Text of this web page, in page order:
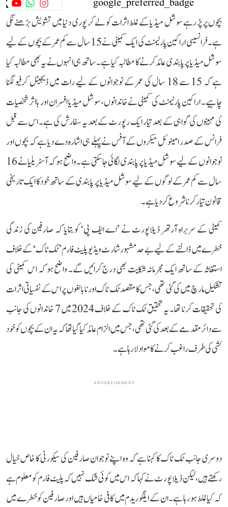
بچوں پر پڑ رہے سوشل میڈیا کے غلط اثرات کو لے کر پوری دنیا میں تشویش بڑھنے لگی
ہے۔ فرانسیسی اراکین پارلیمنٹ کی ایک کمیٹی نے 15 سال سے کم عمر کے بچوں کے لیے
سوشل میڈیا پر پابندی عائد کرنے کا مطالبہ کیا ہے۔ ساتھ ہی انہوں نے یہ بھی مطالبہ کیا
ہے کہ 15 سے 18 سال کی عمر کے نوجوانوں کے لیے رات میں ڈیجیٹل کرفیو لگنا
چاہیے۔ اراکین پارلیمنٹ کی کمیٹی نے خاندانوں، سوشل میڈیا افسران اور بااثر شخصیات
کی مہینوں کی گواہی کے بعد تیار ایک رپورٹ کے بعد یہ سفارش کی ہے۔ اس سے قبل
فرانس کے صدر امینوئل میکروں کے آفس نے پہلے ہی اشارہ دے دیا ہے کہ بچوں اور
نوجوانوں کے لیے سوشل میڈیا پر پابندی لگائی جا سکتی ہے۔ واضح ہو کہ آسٹریلیا نے 16
سال سے کم عمر کے لوگوں کے لیے سوشل میڈیا پر پابندی کے ساتھ خود کا ایک تاریخی
قانون تیار کرنا شروع کر دیا ہے۔
کمیٹی کے سربراہ آرتھر ڈیلاپورٹ نے ’اے ایف پی‘ کو بتایا کہ صارفین کی زندگی
خطرے میں ڈالنے کے لیے بے حد مشہور شارٹ ویڈیو پلیٹ فارم ’ٹک ٹاک‘ کے خلاف
استغاثہ کے ساتھ ایک مجرمانہ شکایت بھی درج کرائیں گے۔ واضح ہو کہ اس کمیٹی کی
تشکیل مارچ میں کی گئی تھی، جس کا مقصد ٹک ٹاک اور نابالغوں پر اس کے نفسیاتی اثرات
کی تحقیقات کرنا تھا۔ یہ تحقیق ٹک ٹاک کے خلاف 2024 میں 7 خاندانوں کی جانب
سے دائر مقدمے کے بعد کی گئی تھی، جس میں الزام عائد کیا گیا تھا کہ یہ ان کے بچوں کو خود
کشی کی طرف راغب کرنے کا مواد لا رہا ہے۔
ADVERTISEMENT
دوسری جانب ٹک ٹاک کا کہنا ہے کہ وہ اپنے نوجوان صارفین کی سیکورٹی کا خاص خیال
رکھتے ہیں، لیکن ڈیلاپورٹ نے کہا کہ اس میں کوئی شک نہیں کہ پلیٹ فارم کو معلوم ہے
کہ کیا غلط ہو رہا ہے۔ ان کے ایلگوریدم میں کافی خامیاں ہیں اور صارفین کو خطرے میں